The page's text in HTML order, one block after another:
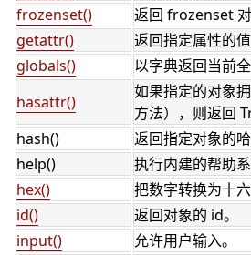
frozenset()
返回 frozenset 对
getattr()
返回指定属性的
globals()
以字典返回当前全
hasattr()
如果指定的对象
方法），则返回
hash()
返回指定对象的哈
help()
执行内建的帮助系
hex()
把数字转换为十六
id()
返回对象的 id。
input()
允许用户输入。